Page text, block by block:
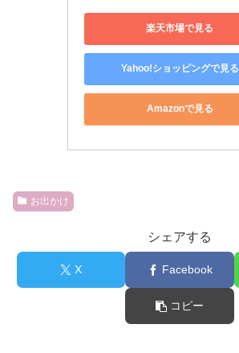
楽天市場で見る
Yahoo!ショッピングで見る
Amazonで見る
お出かけ
シェアする
X Facebook
コピー